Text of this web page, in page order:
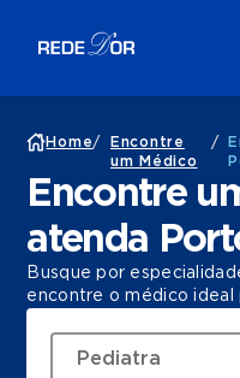
Home/
Encontre
um Médico
/
Encontre
atenda
Busque por
encontre o médico ideal